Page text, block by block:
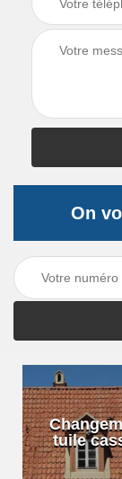
On
tuile